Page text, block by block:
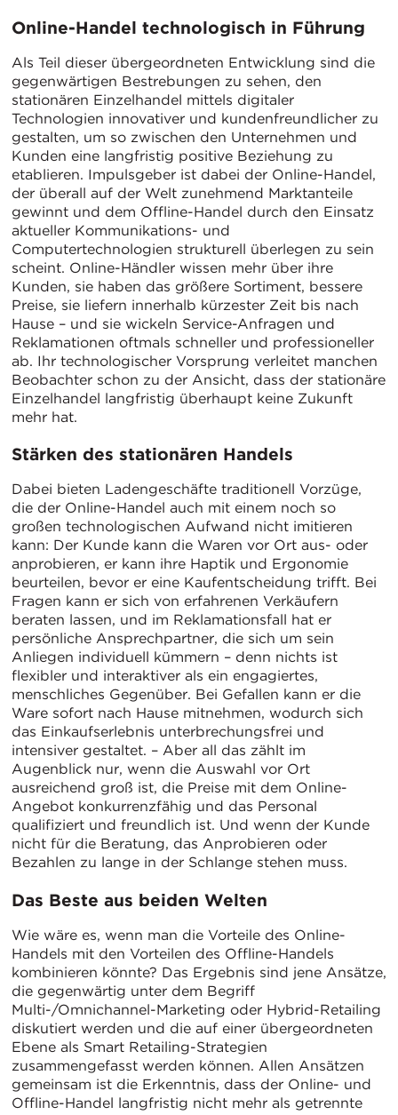
Online-Handel technologisch in Führung
Als Teil dieser übergeordneten Entwicklung sind die
gegenwärtigen Bestrebungen zu sehen, den
stationären Einzelhandel mittels digitaler
Technologien innovativer und kundenfreundlicher zu
gestalten, um so zwischen den Unternehmen und
Kunden eine langfristig positive Beziehung zu
etablieren. Impulsgeber ist dabei der Online-Handel,
der überall auf der Welt zunehmend Marktanteile
gewinnt und dem Offline-Handel durch den Einsatz
aktueller Kommunikations- und
Computertechnologien strukturell überlegen zu sein
scheint. Online-Händler wissen mehr über ihre
Kunden, sie haben das größere Sortiment, bessere
Preise, sie liefern innerhalb kürzester Zeit bis nach
Hause – und sie wickeln Service-Anfragen und
Reklamationen oftmals schneller und professioneller
ab. Ihr technologischer Vorsprung verleitet manchen
Beobachter schon zu der Ansicht, dass der stationäre
Einzelhandel langfristig überhaupt keine Zukunft
mehr hat.
Stärken des stationären Handels
Dabei bieten Ladengeschäfte traditionell Vorzüge,
die der Online-Handel auch mit einem noch so
großen technologischen Aufwand nicht imitieren
kann: Der Kunde kann die Waren vor Ort aus- oder
anprobieren, er kann ihre Haptik und Ergonomie
beurteilen, bevor er eine Kaufentscheidung trifft. Bei
Fragen kann er sich von erfahrenen Verkäufern
beraten lassen, und im Reklamationsfall hat er
persönliche Ansprechpartner, die sich um sein
Anliegen individuell kümmern – denn nichts ist
flexibler und interaktiver als ein engagiertes,
menschliches Gegenüber. Bei Gefallen kann er die
Ware sofort nach Hause mitnehmen, wodurch sich
das Einkaufserlebnis unterbrechungsfrei und
intensiver gestaltet. – Aber all das zählt im
Augenblick nur, wenn die Auswahl vor Ort
ausreichend groß ist, die Preise mit dem Online-
Angebot konkurrenzfähig und das Personal
qualifiziert und freundlich ist. Und wenn der Kunde
nicht für die Beratung, das Anprobieren oder
Bezahlen zu lange in der Schlange stehen muss.
Das Beste aus beiden Welten
Wie wäre es, wenn man die Vorteile des Online-
Handels mit den Vorteilen des Offline-Handels
kombinieren könnte? Das Ergebnis sind jene Ansätze,
die gegenwärtig unter dem Begriff
Multi-/Omnichannel-Marketing oder Hybrid-Retailing
diskutiert werden und die auf einer übergeordneten
Ebene als Smart Retailing-Strategien
zusammengefasst werden können. Allen Ansätzen
gemeinsam ist die Erkenntnis, dass der Online- und
Offline-Handel langfristig nicht mehr als getrennte